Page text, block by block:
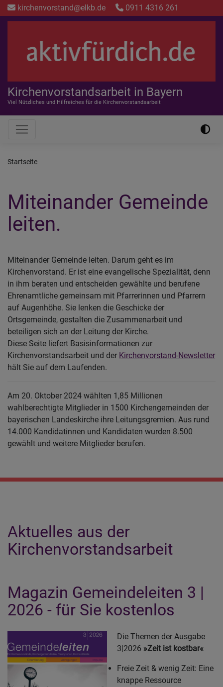
Direkt
zum
kirchenvorstand@elkb.de 0911 4316 261
Kirchenvorstandsarbeit in Bayern
Viel Nützliches und Hilfreiches für die Kirchenvorstandsarbeit
Hauptnavigation
Startseite
Miteinander Gemeinde
leiten.
Miteinander Gemeinde leiten. Darum geht es im
Kirchenvorstand. Er ist eine evangelische Spezialität, denn
in ihm beraten und entscheiden gewählte und berufene
Ehrenamtliche gemeinsam mit Pfarrerinnen und Pfarrern
auf Augenhöhe. Sie lenken die Geschicke der
Ortsgemeinde, gestalten die Zusammenarbeit und
beteiligen sich an der Leitung der Kirche.
Diese Seite liefert Basisinformationen zur
Kirchenvorstandsarbeit und der Kirchenvorstand-Newsletter
hält Sie auf dem Laufenden.
Am 20. Oktober 2024 wählten 1,85 Millionen
wahlberechtigte Mitglieder in 1500 Kirchengemeinden der
bayerischen Landeskirche ihre Leitungsgremien. Aus rund
14.000 Kandidatinnen und Kandidaten wurden 8.500
gewählt und weitere Mitglieder berufen.
Aktuelles aus der
Kirchenvorstandsarbeit
Magazin Gemeindeleiten 3 |
2026 - für Sie kostenlos
Die Themen der Ausgabe
3|2026 »Zeit ist kostbar«
Freie Zeit & wenig Zeit: Eine
knappe Ressource